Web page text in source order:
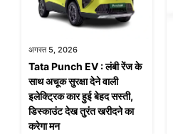
अगस्त 5, 2026
Tata Punch EV : लंबी रेंज के
साथ अचूक सुरक्षा देने वाली
इलेक्ट्रिक कार हुई बेहद सस्ती,
डिस्काउंट देख तुरंत खरीदने का
करेगा मन